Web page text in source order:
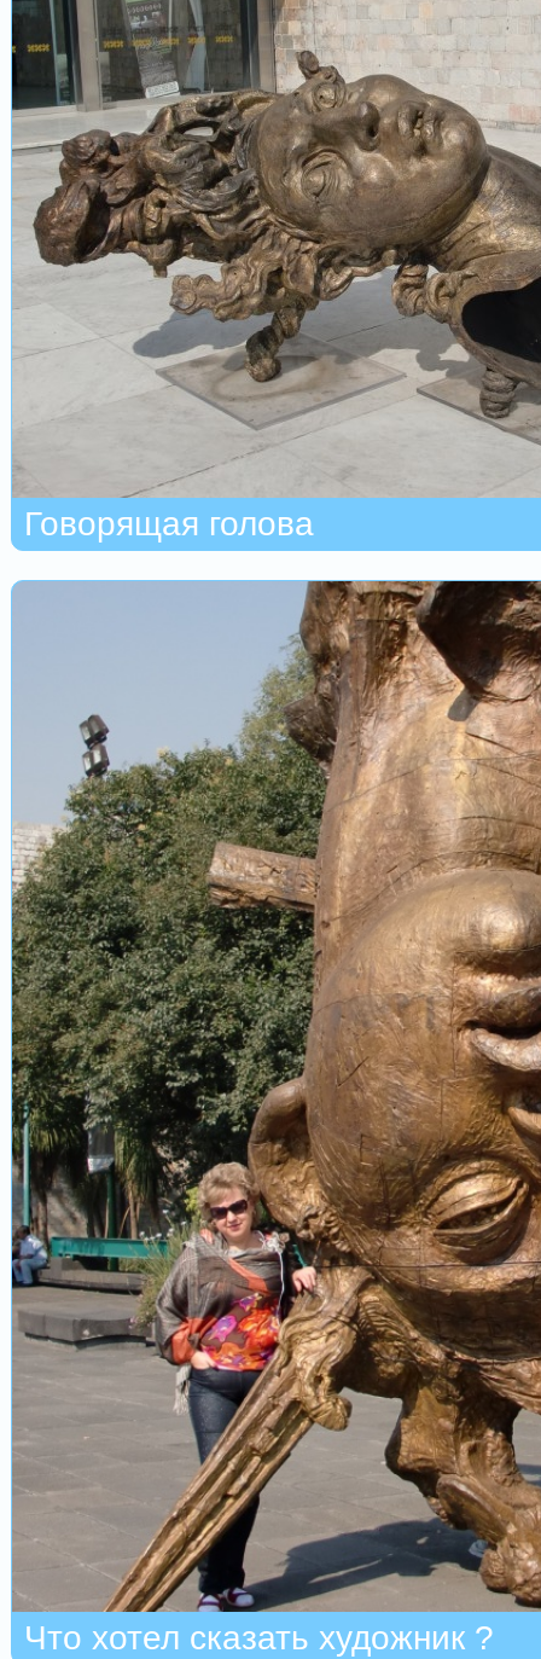
Говорящая голова
Что хотел сказать художник ?